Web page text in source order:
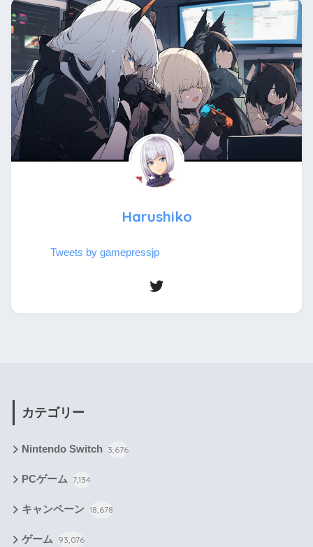
Harushiko
Tweets by gamepressjp
カテゴリー
Nintendo Switch 3,676
PCゲーム 7,134
キャンペーン 18,678
ゲーム 93,076